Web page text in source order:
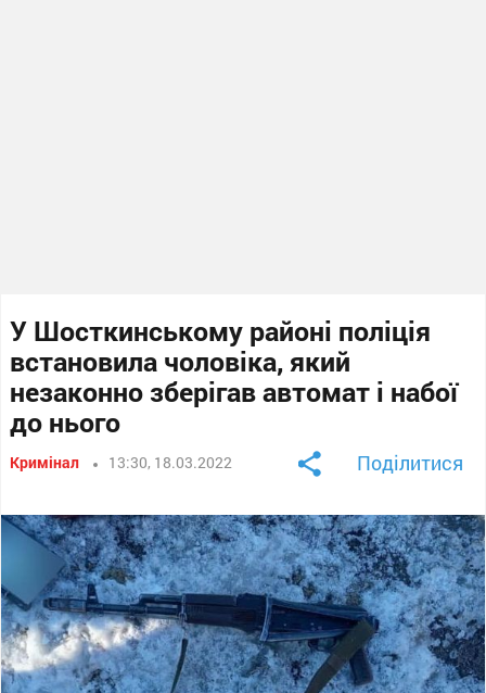
У Шосткинському районі поліція
встановила чоловіка, який
незаконно зберігав автомат і набої
до нього
Кримінал 13:30, 18.03.2022 Поділитися